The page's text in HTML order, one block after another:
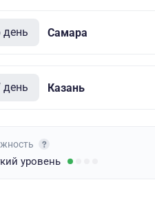
день Самара
день Казань
уровень